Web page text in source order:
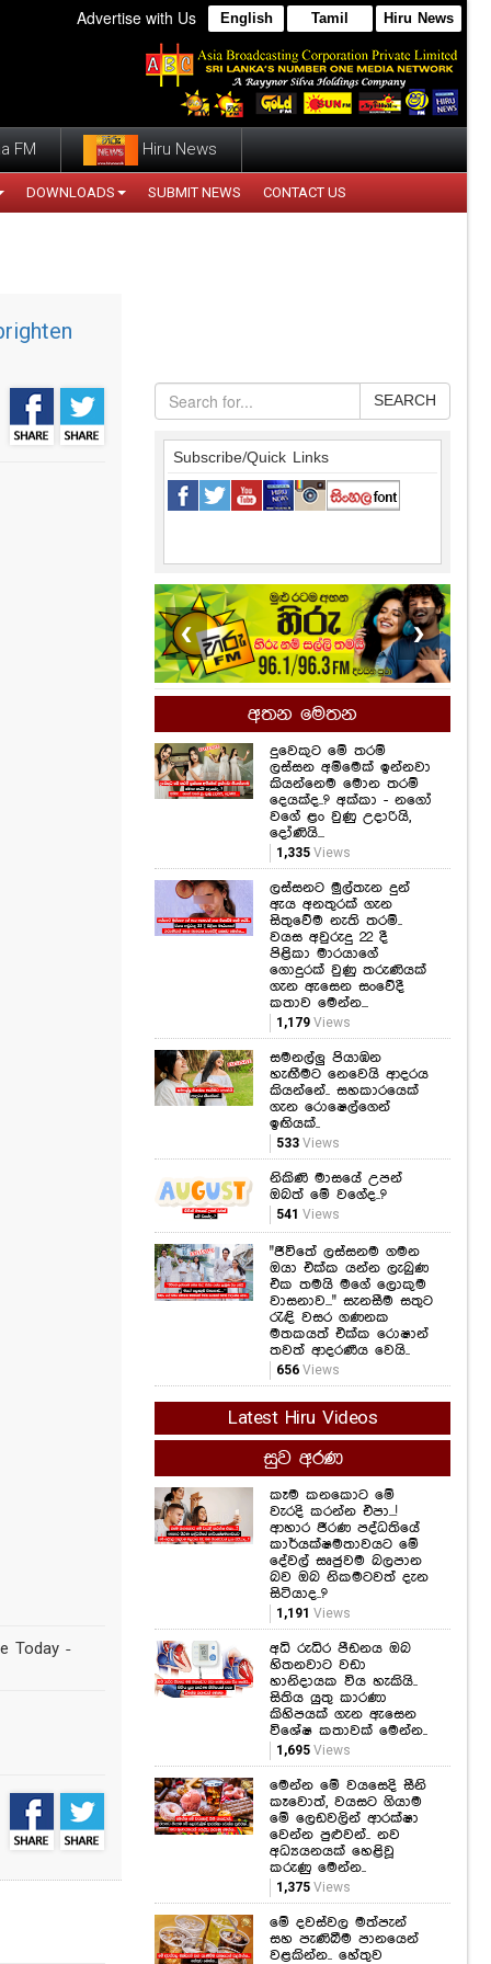
Advertise with Us English Tamil Hiru News
FM Hiru News
DOWNLOADS SUBMIT NEWS CONTACT US
Today -
SEARCH
Subscribe/Quick Links
❮ ❯
අතන මෙතන
දුවෙකුට මේ තරම්
ලස්සන අම්මෙක් ඉන්නවා
කියන්නෙම මොන තරම්
දෙයක්ද..? අක්කා - නගෝ
වගේ ළං වුණු උදාරියි,
දෝණියි...
1,335 Views
ලස්සනට මුල්තැන දුන්
ඇය අනතුරක් ගැන
සිතුවේම නැති තරම්..
වයස අවුරුදු 22 දී
පිළිකා මාරයාගේ
ගොදුරක් වුණු තරුණියක්
ගැන ඇසෙන සංවේදී
කතාව මෙන්න...
1,179 Views
සමනල්ලු පියාඹන
හැඟීමට නෙවෙයි ආදරය
කියන්නේ.. සහකාරයෙක්
ගැන රොෂෙල්ගෙන්
ඉඟියක්..
533 Views
නිකිණි මාසයේ උපන්
ඔබත් මේ වගේද..?
541 Views
"ජීවිතේ ලස්සනම ගමන
ඔයා එක්ක යන්න ලැබුණ
එක තමයි මගේ ලොකුම
වාසනාව..." සැනසීම සතුට
රැඳි වසර ගණනක
මතකයත් එක්ක රොෂාන්
තවත් ආදරණීය වෙයි..
656 Views
Latest Hiru Videos
සුව අරණ
කෑම කනකොට මේ
වැරදි කරන්න එපා...!
ආහාර ජීරණ පද්ධතියේ
කාර්යක්ෂමතාවයට මේ
දේවල් සෘජුවම බලපාන
බව ඔබ නිකමටවත් දැන
සිටියාද..?
1,191 Views
අධි රුධිර පීඩනය ඔබ
හිතනවාට වඩා
හානිදායක විය හැකියි..
සිතිය යුතු කාරණා
කිහිපයක් ගැන ඇසෙන
විශේෂ කතාවක් මෙන්න..
1,695 Views
මෙන්න මේ වයසෙදි සීනි
කෑවොත්, වයසට ගියාම
මේ ලෙඩවලින් ආරක්ෂා
වෙන්න පුළුවන්.. නව
අධ්‍යයනයක් හෙළිවූ
කරුණු මෙන්න..
1,375 Views
මේ දවස්වල මත්පැන්
සහ පැණිබීම පානයෙන්
වළකින්න.. හේතුව